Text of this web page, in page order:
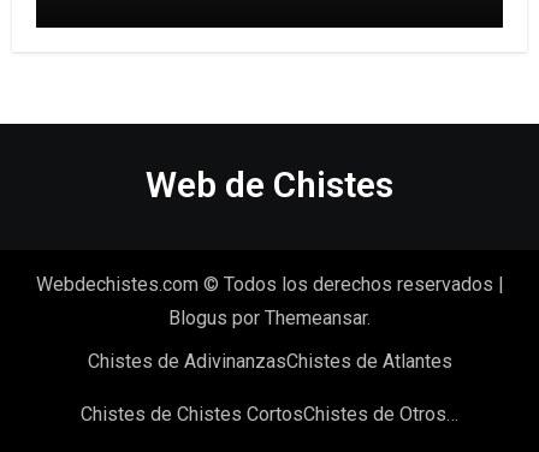
Web de Chistes
Webdechistes.com © Todos los derechos reservados
Blogus por Themeansar.
Chistes de AdivinanzasChistes de Atlantes
Chistes de Chistes CortosChistes de Otros…